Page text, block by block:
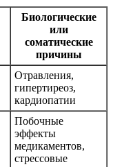
Биологические
или
соматические
причины
Отравления,
гипертиреоз,
кардиопатии
Побочные
эффекты
медикаментов,
стрессовые